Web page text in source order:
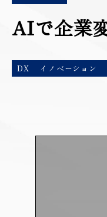
AIで企業
DX イノベーション